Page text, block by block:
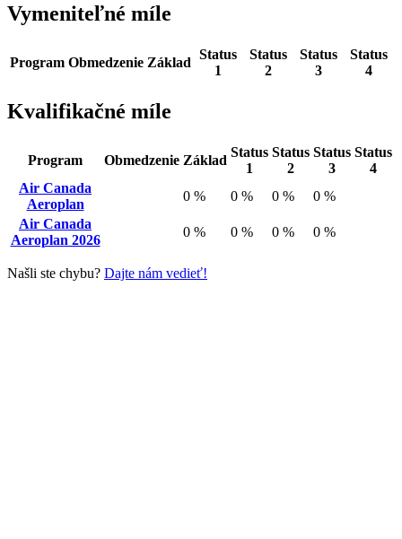
Vymeniteľné míle
Program Obmedzenie Základ
Status
1
Status
2
Status
3
Status
4
Kvalifikačné míle
Program Obmedzenie Základ
Status
1
Status
2
Status
3
Status
4
Air Canada
Aeroplan
0 % 0 % 0 %
0 %
Air Canada
Aeroplan 2026
0 % 0 % 0 % 0 %
Našli ste chybu? Dajte nám vedieť!